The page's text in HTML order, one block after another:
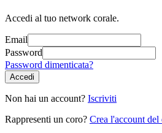
Accedi al tuo network corale.
Email
Password
Password dimenticata?
Accedi
Non hai un account? Iscriviti
Rappresenti un coro? Crea l'account del